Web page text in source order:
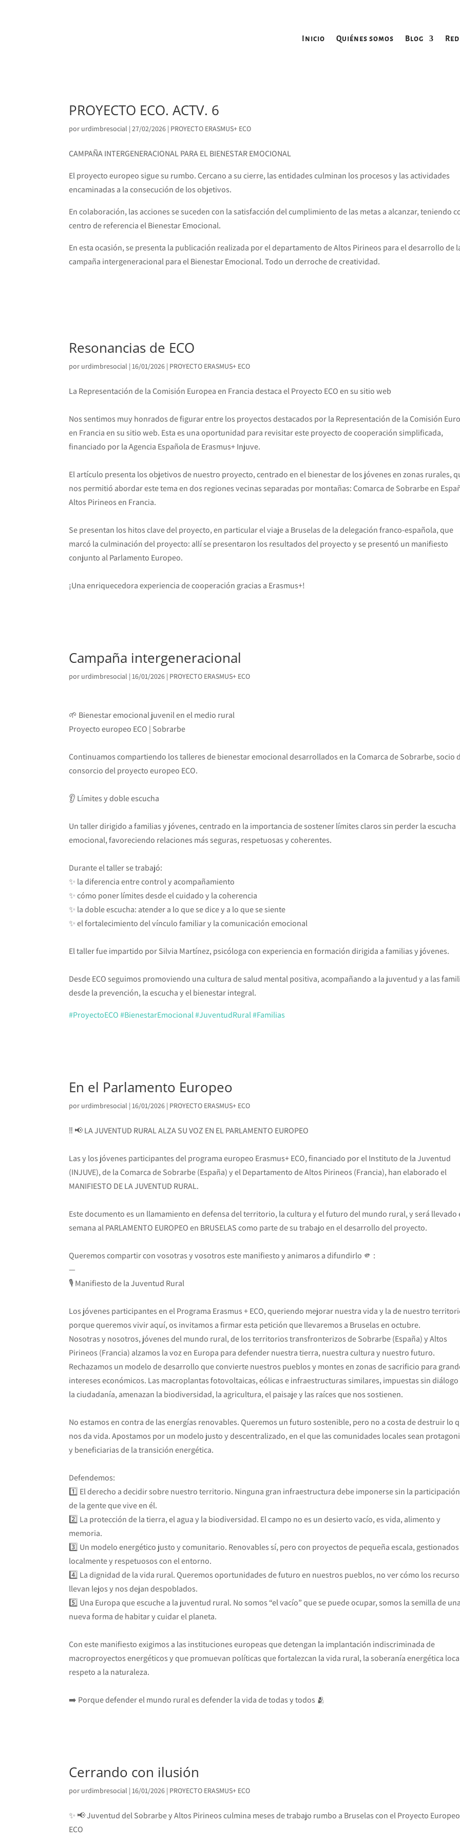
Inicio Quiénes somos Blog
PROYECTO ECO. ACTV. 6
por urdimbresocial |27/02/2026 | PROYECTO ERASMUS+ ECO
CAMPAÑA INTERGENERACIONAL PARA EL BIENESTAR EMOCIONAL
El proyecto europeo sigue su rumbo. Cercano a su cierre, las entidades culminan los procesos y las actividades
encaminadas a la consecución de los objetivos.
En colaboración, las acciones se suceden con la satisfacción del cumplimiento de las metas a alcanzar, teniendo
centro de referencia el Bienestar Emocional.
En esta ocasión, se presenta la publicación realizada por el departamento de Altos Pirineos para el desarrollo de
campaña intergeneracional para el Bienestar Emocional. Todo un derroche de creatividad.
Resonancias de ECO
por urdimbresocial |16/01/2026 | PROYECTO ERASMUS+ ECO
La Representación de la Comisión Europea en Francia destaca el Proyecto ECO en su sitio web
Nos sentimos muy honrados de figurar entre los proyectos destacados por la Representación de la Comisión
en Francia en su sitio web. Esta es una oportunidad para revisitar este proyecto de cooperación simplificada,
financiado por la Agencia Española de Erasmus+ Injuve.
El artículo presenta los objetivos de nuestro proyecto, centrado en el bienestar de los jóvenes en zonas rurales,
nos permitió abordar este tema en dos regiones vecinas separadas por montañas: Comarca de Sobrarbe en
Altos Pirineos en Francia.
Se presentan los hitos clave del proyecto, en particular el viaje a Bruselas de la delegación franco-española, que
marcó la culminación del proyecto: allí se presentaron los resultados del proyecto y se presentó un manifiesto
conjunto al Parlamento Europeo.
¡Una enriquecedora experiencia de cooperación gracias a Erasmus+!
Campaña intergeneracional
por urdimbresocial |16/01/2026 | PROYECTO ERASMUS+ ECO
🌱 Bienestar emocional juvenil en el medio rural
Proyecto europeo ECO | Sobrarbe
Continuamos compartiendo los talleres de bienestar emocional desarrollados en la Comarca de Sobrarbe, socio
consorcio del proyecto europeo ECO.
👂 Límites y doble escucha
Un taller dirigido a familias y jóvenes, centrado en la importancia de sostener límites claros sin perder la escucha
emocional, favoreciendo relaciones más seguras, respetuosas y coherentes.
Durante el taller se trabajó:
✨ la diferencia entre control y acompañamiento
✨ cómo poner límites desde el cuidado y la coherencia
✨ la doble escucha: atender a lo que se dice y a lo que se siente
✨ el fortalecimiento del vínculo familiar y la comunicación emocional
El taller fue impartido por Silvia Martínez, psicóloga con experiencia en formación dirigida a familias y jóvenes.
Desde ECO seguimos promoviendo una cultura de salud mental positiva, acompañando a la juventud y a las
desde la prevención, la escucha y el bienestar integral.
#ProyectoECO #BienestarEmocional#JuventudRural#Familias
En el Parlamento Europeo
por urdimbresocial |16/01/2026 | PROYECTO ERASMUS+ ECO
‼️ 📢 LA JUVENTUD RURAL ALZA SU VOZ EN EL PARLAMENTO EUROPEO
Las y los jóvenes participantes del programa europeo Erasmus+ ECO, financiado por el Instituto de la Juventud
(INJUVE), de la Comarca de Sobrarbe (España) y el Departamento de Altos Pirineos (Francia), han elaborado el
MANIFIESTO DE LA JUVENTUD RURAL.
Este documento es un llamamiento en defensa del territorio, la cultura y el futuro del mundo rural, y será llevado
semana al PARLAMENTO EUROPEO en BRUSELAS como parte de su trabajo en el desarrollo del proyecto.
Queremos compartir con vosotras y vosotros este manifiesto y animaros a difundirlo 🫵 :
—
🎙️ Manifiesto de la Juventud Rural
Los jóvenes participantes en el Programa Erasmus + ECO, queriendo mejorar nuestra vida y la de nuestro
porque queremos vivir aquí, os invitamos a firmar esta petición que llevaremos a Bruselas en octubre.
Nosotras y nosotros, jóvenes del mundo rural, de los territorios transfronterizos de Sobrarbe (España) y Altos
Pirineos (Francia) alzamos la voz en Europa para defender nuestra tierra, nuestra cultura y nuestro futuro.
Rechazamos un modelo de desarrollo que convierte nuestros pueblos y montes en zonas de sacrificio para
intereses económicos. Las macroplantas fotovoltaicas, eólicas e infraestructuras similares, impuestas sin
la ciudadanía, amenazan la biodiversidad, la agricultura, el paisaje y las raíces que nos sostienen.
No estamos en contra de las energías renovables. Queremos un futuro sostenible, pero no a costa de destruir lo
nos da vida. Apostamos por un modelo justo y descentralizado, en el que las comunidades locales sean
y beneficiarias de la transición energética.
Defendemos:
1️⃣ El derecho a decidir sobre nuestro territorio. Ninguna gran infraestructura debe imponerse sin la
de la gente que vive en él.
2️⃣ La protección de la tierra, el agua y la biodiversidad. El campo no es un desierto vacío, es vida, alimento y
memoria.
3️⃣ Un modelo energético justo y comunitario. Renovables sí, pero con proyectos de pequeña escala, gestionados
localmente y respetuosos con el entorno.
4️⃣ La dignidad de la vida rural. Queremos oportunidades de futuro en nuestros pueblos, no ver cómo los
llevan lejos y nos dejan despoblados.
5️⃣ Una Europa que escuche a la juventud rural. No somos “el vacío” que se puede ocupar, somos la semilla de
nueva forma de habitar y cuidar el planeta.
Con este manifiesto exigimos a las instituciones europeas que detengan la implantación indiscriminada de
macroproyectos energéticos y que promuevan políticas que fortalezcan la vida rural, la soberanía energética
respeto a la naturaleza.
➡️ Porque defender el mundo rural es defender la vida de todas y todos 🫂
Cerrando con ilusión
por urdimbresocial |16/01/2026 | PROYECTO ERASMUS+ ECO
✨ 📢 Juventud del Sobrarbe y Altos Pirineos culmina meses de trabajo rumbo a Bruselas con el Proyecto
ECO